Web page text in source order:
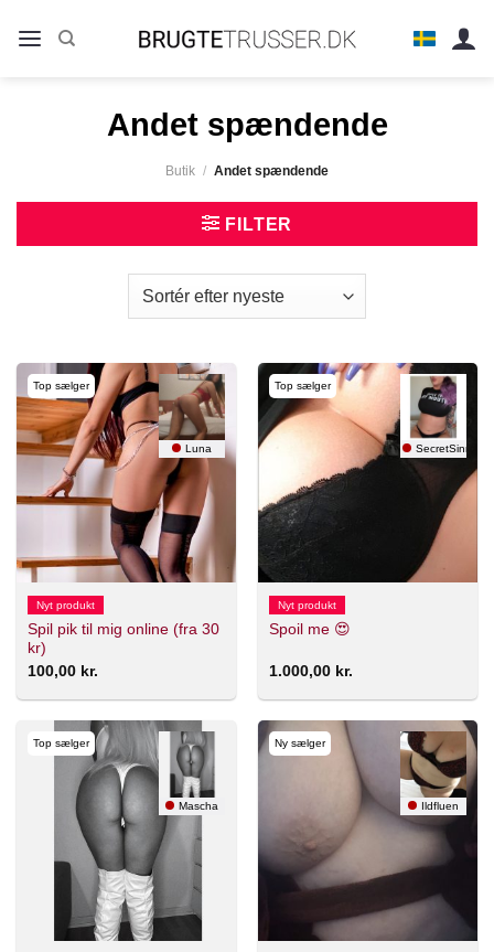
Andet spændende
Butik / Andet spændende
FILTER
Top sælger
Luna
Nyt produkt
Spil pik til mig online (fra 30
kr)
100,00 kr.
Top sælger
Nyt produkt
Spoil me 😍
1.000,00 kr.
Top sælger
Mascha
Ny sælger
Ildfluen